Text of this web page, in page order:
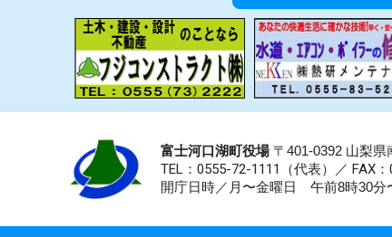
富士河口湖町役場〒401-0392 山梨県
TEL：0555-72-1111 （代表）／ FAX
開庁日時／月〜金曜日 午前8時30分